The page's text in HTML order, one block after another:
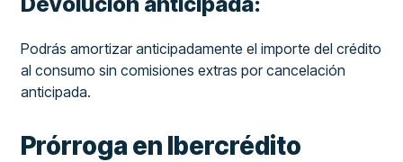
Podrás amortizar anticipadamente el importe del crédito
al consumo sin comisiones extras por cancelación
anticipada.
Prórroga en Ibercrédito